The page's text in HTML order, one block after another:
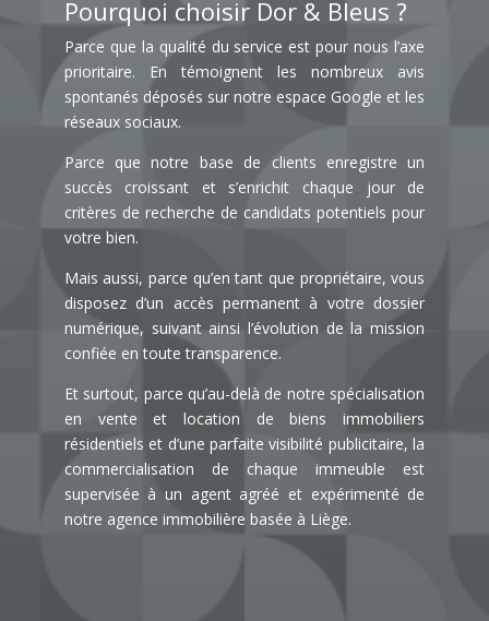
Châssis:
Conformité électricité: Pas encore demandé(e)
Pourquoi choisir Dor & Bleus ?
Parce que la qualité du service est pour nous l’axe
prioritaire. En témoignent les nombreux avis
spontanés déposés sur notre espace Google et les
réseaux sociaux.
Parce que notre base de clients enregistre un
succès croissant et s’enrichit chaque jour de
critères de recherche de candidats potentiels pour
votre bien.
Mais aussi, parce qu’en tant que propriétaire, vous
disposez d’un accès permanent à votre dossier
numérique, suivant ainsi l’évolution de la mission
confiée en toute transparence.
Et surtout, parce qu’au-delà de notre spécialisation
en vente et location de biens immobiliers
résidentiels et d’une parfaite visibilité publicitaire, la
commercialisation de chaque immeuble est
supervisée à un agent agréé et expérimenté de
notre agence immobilière basée à Liège.